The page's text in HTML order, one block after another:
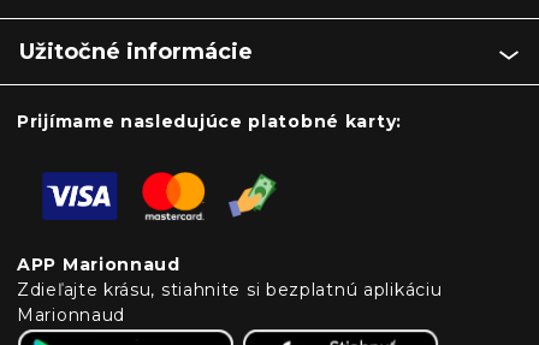
Užitočné informácie
Prijímame nasledujúce platobné karty:
APP Marionnaud
Zdieľajte krásu, stiahnite si bezplatnú aplikáciu
Marionnaud